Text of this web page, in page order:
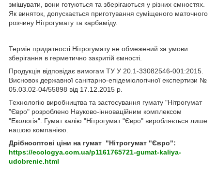
змішувати, вони готуються та зберігаються у різних ємностях.
Як виняток, допускається приготування суміщеного маточного
розчину Нітрогумату та карбаміду.
Термін придатності Нітрогумату не обмежений за умови
зберігання в герметично закритій ємності.
Продукція відповідає вимогам ТУ У 20.1-33082546-001:2015.
Висновок державної санітарно-епідеміологічної експертизи №
05.03.02-04/55898 від 17.12.2015 р.
Технологію виробництва та застосування гумату "Нітрогумат
"Євро" розроблено Науково-інноваційним комплексом
"Екологія". Гумат калію "Нітрогумат "Євро" виробляється лише
нашою компанією.
Дрібнооптові ціни на гумат "Нітрогумат "Євро":
https://ecologya.com.ua/p1161765721-gumat-kaliya-
udobrenie.html